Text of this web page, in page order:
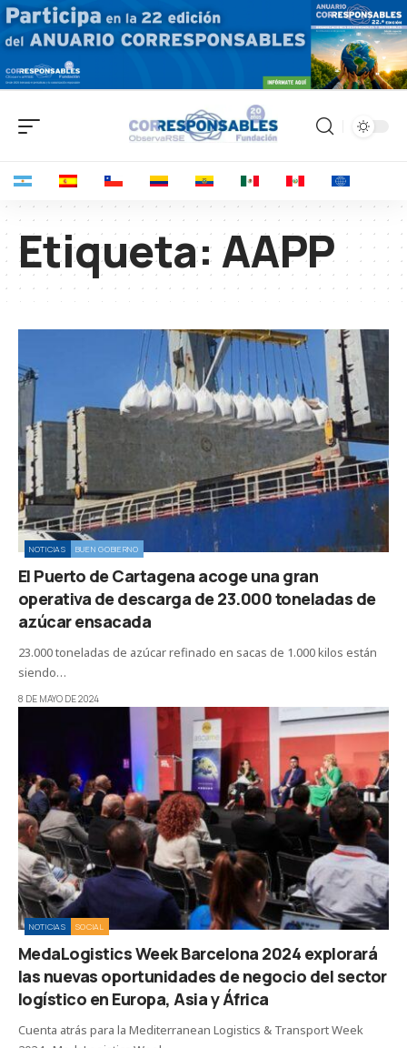
Etiqueta:AAPP
NOTICIAS BUEN GOBIERNO
El Puerto de Cartagena acoge una gran
operativa de descarga de 23.000 toneladas de
azúcar ensacada
23.000 toneladas de azúcar refinado en sacas de 1.000 kilos están
siendo…
8 DE MAYO DE 2024
NOTICIAS SOCIAL
MedaLogistics Week Barcelona 2024 explorará
las nuevas oportunidades de negocio del sector
logístico en Europa, Asia y África
Cuenta atrás para la Mediterranean Logistics & Transport Week